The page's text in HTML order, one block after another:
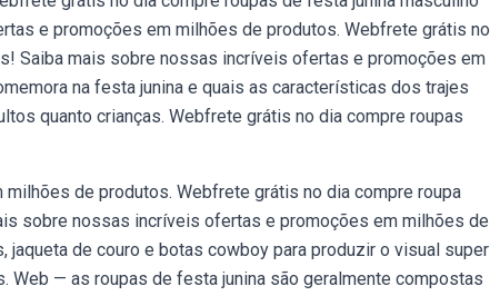
e promoções em milhões de produtos. Webfrete grátis no
Saiba mais sobre nossas incríveis ofertas e promoções em
na festa junina e quais as características dos trajes
quanto crianças. Webfrete grátis no dia compre roupas
de produtos. Webfrete grátis no dia compre roupa
sobre nossas incríveis ofertas e promoções em milhões de
jaqueta de couro e botas cowboy para produzir o visual super
— as roupas de festa junina são geralmente compostas